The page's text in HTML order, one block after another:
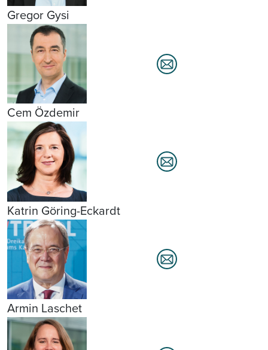
Gregor Gysi
Cem Özdemir
Katrin Göring-Eckardt
Armin Laschet